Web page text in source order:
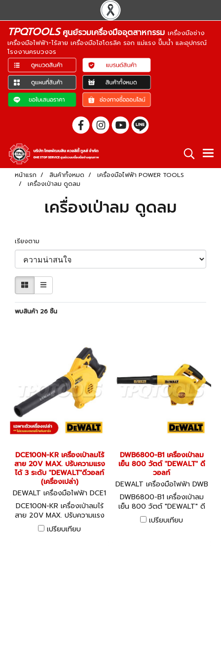
TPQTOOLSศูนย์รวมเครื่องมืออุตสาหกรรม เครื่องมือช่าง
เครื่องมือไฟฟ้า-ไร้สาย เครื่องมือไฮโดรลิค รอก แม่แรง ปั๊มน้ำ และอุปกรณ์
โรงงานครบวงจร
หน้าแรก สินค้าทั้งหมด
เครื่องมือไฟฟ้า POWER TOOLS
เครื่องเป่าลม ดูดลม
เครื่องเป่าลม ดูดลม
เรียงตาม
พบสินค้า 26 ชิ้น
DCE100N-KR เครื่องเป่าลมไร้
สาย 20V MAX. ปรับความแรง
ได้ 3 ระดับ "DEWALT"ดีวอลท์
(เครื่องเปล่า)
DEWALT เครื่องมือไฟฟ้า DCE1
00N-KR
DCE100N-KR เครื่องเป่าลมไร้
สาย 20V MAX. ปรับความแรง
ได้ 3 ระดับ "DEWALT"ดีวอลท์
(เครื่องเปล่า)
เปรียบเทียบ
DWB6800-B1 เครื่องเป่าลม
เย็น 800 วัตต์ "DEWALT" ดี
วอลท์
DEWALT เครื่องมือไฟฟ้า DWB
6800-B1
DWB6800-B1 เครื่องเป่าลม
เย็น 800 วัตต์ "DEWALT" ดี
วอลท์
เปรียบเทียบ